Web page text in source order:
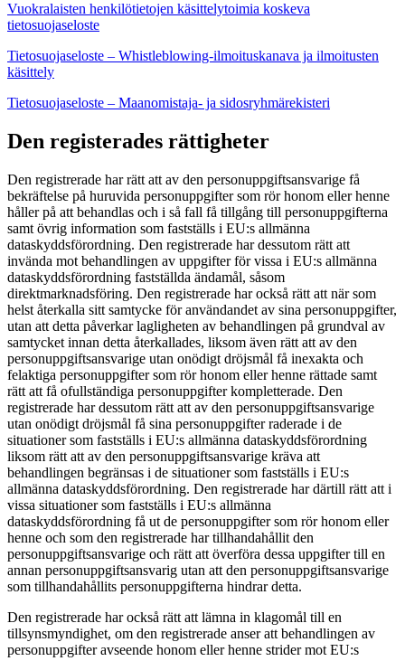
Vuokralaisten henkilötietojen käsittelytoimia koskeva
tietosuojaseloste
Tietosuojaseloste – Whistleblowing-ilmoituskanava ja ilmoitusten
käsittely
Tietosuojaseloste – Maanomistaja- ja sidosryhmärekisteri
Den registerades rättigheter
Den registrerade har rätt att av den personuppgiftsansvarige få
bekräftelse på huruvida personuppgifter som rör honom eller henne
håller på att behandlas och i så fall få tillgång till personuppgifterna
samt övrig information som fastställs i EU:s allmänna
dataskyddsförordning. Den registrerade har dessutom rätt att
invända mot behandlingen av uppgifter för vissa i EU:s allmänna
dataskyddsförordning fastställda ändamål, såsom
direktmarknadsföring. Den registrerade har också rätt att när som
helst återkalla sitt samtycke för användandet av sina personuppgifter,
utan att detta påverkar lagligheten av behandlingen på grundval av
samtycket innan detta återkallades, liksom även rätt att av den
personuppgiftsansvarige utan onödigt dröjsmål få inexakta och
felaktiga personuppgifter som rör honom eller henne rättade samt
rätt att få ofullständiga personuppgifter kompletterade. Den
registrerade har dessutom rätt att av den personuppgiftsansvarige
utan onödigt dröjsmål få sina personuppgifter raderade i de
situationer som fastställs i EU:s allmänna dataskyddsförordning
liksom rätt att av den personuppgiftsansvarige kräva att
behandlingen begränsas i de situationer som fastställs i EU:s
allmänna dataskyddsförordning. Den registrerade har därtill rätt att i
vissa situationer som fastställs i EU:s allmänna
dataskyddsförordning få ut de personuppgifter som rör honom eller
henne och som den registrerade har tillhandahållit den
personuppgiftsansvarige och rätt att överföra dessa uppgifter till en
annan personuppgiftsansvarig utan att den personuppgiftsansvarige
som tillhandahållits personuppgifterna hindrar detta.
Den registrerade har också rätt att lämna in klagomål till en
tillsynsmyndighet, om den registrerade anser att behandlingen av
personuppgifter avseende honom eller henne strider mot EU:s